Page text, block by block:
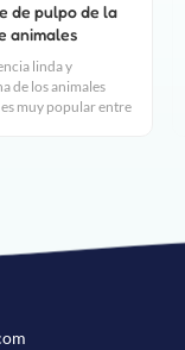
de pulpo de la
animales
linda y
de los animales
muy popular entre